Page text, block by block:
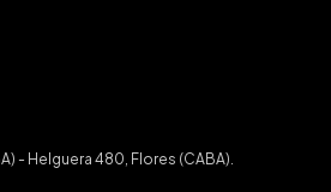
- Helguera 480, Flores (CABA).